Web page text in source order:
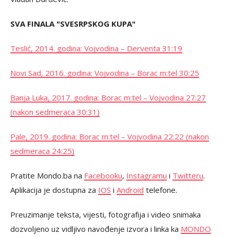
SVA FINALA "SVESRPSKOG KUPA"
Teslić, 2014. godina: Vojvodina – Derventa 31:19
Novi Sad, 2016. godina: Vojvodina – Borac m:tel 30:25
Banja Luka, 2017. godina: Borac m:tel – Vojvodina 27:27
(nakon sedmeraca 30:31)
Pale, 2019. godina: Borac m:tel – Vojvodina 22:22 (nakon
sedmeraca 24:25)
Pratite Mondo.ba na Facebooku, Instagramu i Twitteru.
Aplikacija je dostupna za IOS i Android telefone.
Preuzimanje teksta, vijesti, fotografija i video snimaka
dozvoljeno uz vidljivo navođenje izvora i linka ka MONDO